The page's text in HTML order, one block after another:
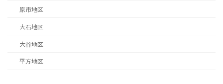
原市地区
大石地区
大谷地区
平方地区